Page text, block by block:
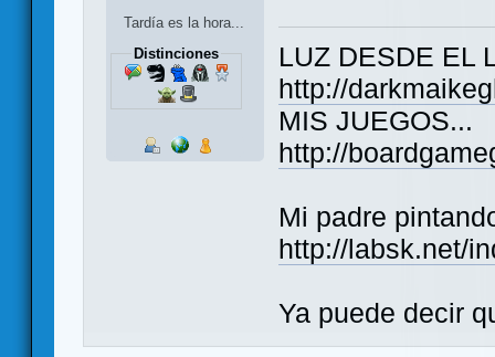
Tardía es la hora...
Distinciones
LUZ DESDE EL
http://
MIS JUEGOS...
http://
Mi padre
http://labsk.net/
Ya puede decir